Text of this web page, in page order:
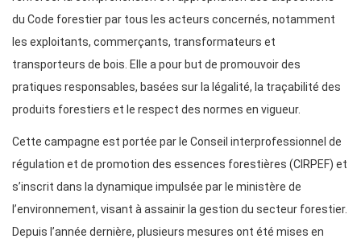
du Code forestier par tous les acteurs concernés, notamment
les exploitants, commerçants, transformateurs et
transporteurs de bois. Elle a pour but de promouvoir des
pratiques responsables, basées sur la légalité, la traçabilité des
produits forestiers et le respect des normes en vigueur.
Cette campagne est portée par le Conseil interprofessionnel de
régulation et de promotion des essences forestières (CIRPEF) et
s’inscrit dans la dynamique impulsée par le ministère de
l’environnement, visant à assainir la gestion du secteur forestier.
Depuis l’année dernière, plusieurs mesures ont été mises en